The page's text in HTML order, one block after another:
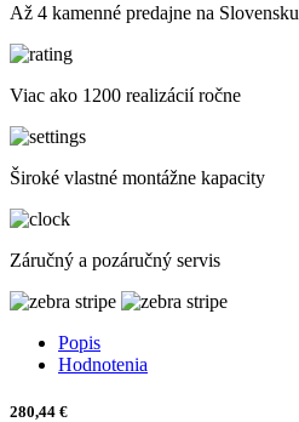
Až 4 kamenné predajne na Slovensku
Viac ako 1200 realizácií ročne
Široké vlastné montážne kapacity
Záručný a pozáručný servis
Popis
Hodnotenia
280,44 €